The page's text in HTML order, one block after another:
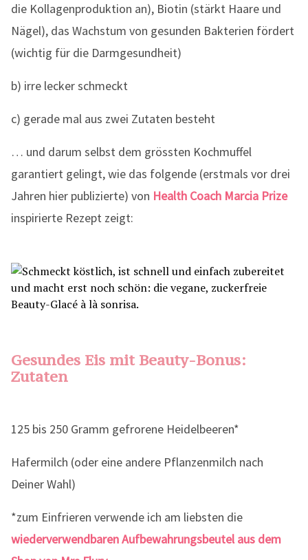
die Kollagenproduktion an), Biotin (stärkt Haare und
Nägel), das Wachstum von gesunden Bakterien fördert
(wichtig für die Darmgesundheit)
b) irre lecker schmeckt
c) gerade mal aus zwei Zutaten besteht
… und darum selbst dem grössten Kochmuffel
garantiert gelingt, wie das folgende (erstmals vor drei
Jahren hier publizierte) von Health Coach Marcia Prize
inspirierte Rezept zeigt:
Gesundes Eis mit Beauty-Bonus:
Zutaten
125 bis 250 Gramm gefrorene Heidelbeeren*
Hafermilch (oder eine andere Pflanzenmilch nach
Deiner Wahl)
*zum Einfrieren verwende ich am liebsten die
wiederverwendbaren Aufbewahrungsbeutel aus dem